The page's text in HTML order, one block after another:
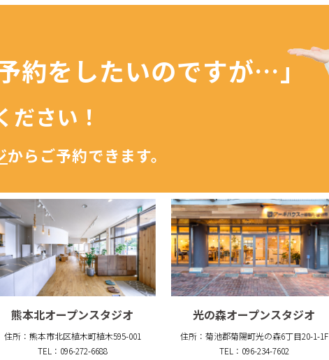
約を したいのですが…」
ださい！
からご予約できます。
熊本北オープンスタジオ
住所：熊本市北区植木町植木595-001
TEL：096-272-6688
光の森オープンスタジオ
住所：菊池郡菊陽町光の森6丁目20-1-1F
TEL：096-234-7602